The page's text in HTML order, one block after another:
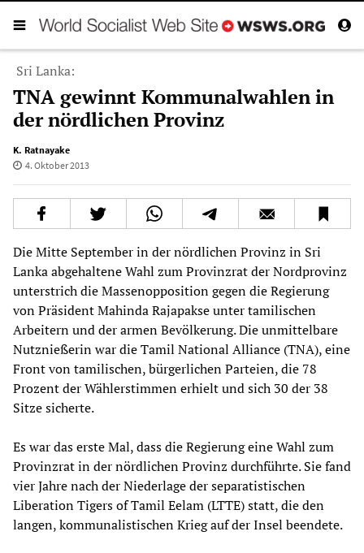
Sri Lanka:
TNA gewinnt Kommunalwahlen in
der nördlichen Provinz
K. Ratnayake
4. Oktober 2013
Die Mitte September in der nördlichen Provinz in Sri
Lanka abgehaltene Wahl zum Provinzrat der Nordprovinz
unterstrich die Massenopposition gegen die Regierung
von Präsident Mahinda Rajapakse unter tamilischen
Arbeitern und der armen Bevölkerung. Die unmittelbare
Nutznießerin war die Tamil National Alliance (TNA), eine
Front von tamilischen, bürgerlichen Parteien, die 78
Prozent der Wählerstimmen erhielt und sich 30 der 38
Sitze sicherte.
Es war das erste Mal, dass die Regierung eine Wahl zum
Provinzrat in der nördlichen Provinz durchführte. Sie fand
vier Jahre nach der Niederlage der separatistischen
Liberation Tigers of Tamil Eelam (LTTE) statt, die den
langen, kommunalistischen Krieg auf der Insel beendete.